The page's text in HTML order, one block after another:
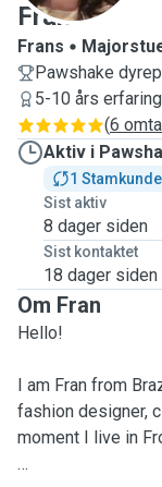
Fran
Frans
Pawshake
5-10 års erfaring
(6
Aktiv i
1 Stamkunde
Sist aktiv
8 dager siden
Sist kontaktet
18 dager siden
Om Fran
Hello!
I am Fran from
fashion designer,
moment I live in